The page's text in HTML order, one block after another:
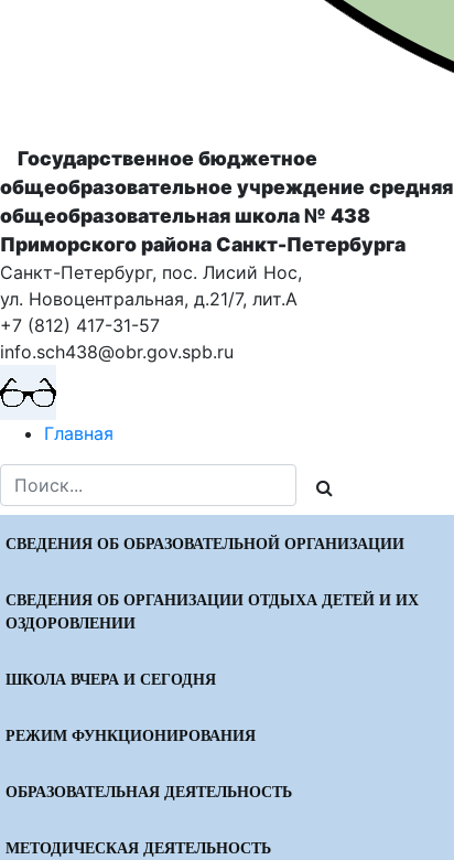
Государственное бюджетное
общеобразовательное учреждение cредняя
общеобразовательная школа № 438
Приморского района Санкт-Петербурга
Санкт-Петербург, пос. Лисий Нос,
ул. Новоцентральная, д.21/7, лит.А
+7 (812) 417-31-57
info.sch438@obr.gov.spb.ru
Главная
СВЕДЕНИЯ ОБ ОБРАЗОВАТЕЛЬНОЙ ОРГАНИЗАЦИИ
СВЕДЕНИЯ ОБ ОРГАНИЗАЦИИ ОТДЫХА ДЕТЕЙ И ИХ
ОЗДОРОВЛЕНИИ
ШКОЛА ВЧЕРА И СЕГОДНЯ
РЕЖИМ ФУНКЦИОНИРОВАНИЯ
ОБРАЗОВАТЕЛЬНАЯ ДЕЯТЕЛЬНОСТЬ
МЕТОДИЧЕСКАЯ ДЕЯТЕЛЬНОСТЬ